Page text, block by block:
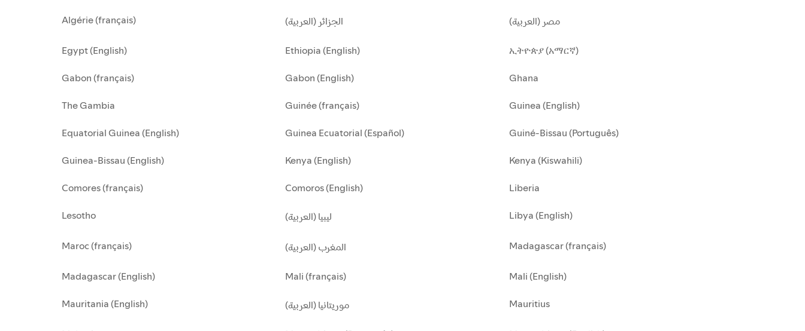
Algérie (français) الجزائر (العربية) مصر (العربية)
Egypt (English) Ethiopia (English) ኢትዮጵያ (አማርኛ)
Gabon (français) Gabon (English) Ghana
The Gambia Guinée (français) Guinea (English)
Equatorial Guinea (English) Guinea Ecuatorial (Español) Guiné-Bissau (Português)
Guinea-Bissau (English) Kenya (English) Kenya (Kiswahili)
Comores (français) Comoros (English) Liberia
Lesotho ليبيا (العربية) Libya (English)
Maroc (français) المغرب (العربية) Madagascar (français)
Madagascar (English) Mali (français) Mali (English)
Mauritania (English) موريتانيا (العربية) Mauritius